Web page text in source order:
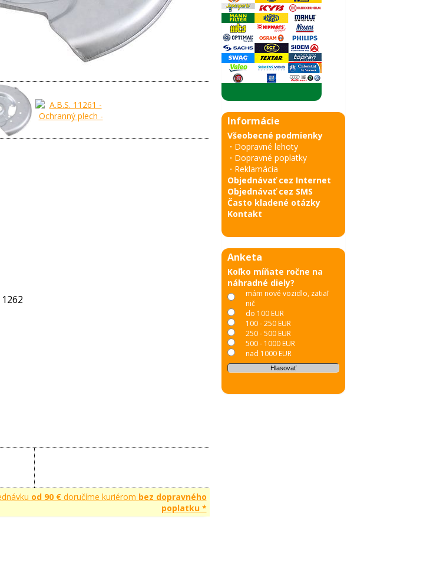
od 90 €doručíme kuriérom bez dopravného
poplatku *
Informácie
Všeobecné podmienky
· Dopravné lehoty
· Dopravné poplatky
· Reklamácia
Objednávať cez Internet
Objednávať cez SMS
Často kladené otázky
Kontakt
Anketa
Koľko míňate ročne na
náhradné diely?
mám nové vozidlo, zatiaľ
nič
do 100 EUR
100 - 250 EUR
250 - 500 EUR
500 - 1000 EUR
nad 1000 EUR